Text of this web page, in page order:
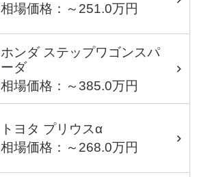
相場価格：～251.0万円
ホンダ ステップワゴンスパ
ーダ
相場価格：～385.0万円
トヨタ プリウスα
相場価格：～268.0万円